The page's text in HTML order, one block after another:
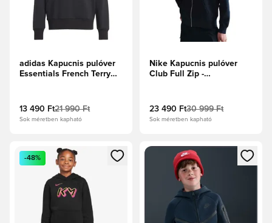
adidas Kapucnis pulóver
Essentials French Terry
13 490 Ft21 990 Ft
Sok méretben kapható
Nike Kapucnis pulóver
Club Full Zip -
23 490 Ft30 999 Ft
Sok méretben kapható
Megnyit egy modált a bejelentkezéshez vagy a tagként
-48%
Megnyit egy modált a